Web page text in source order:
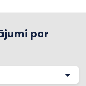
par